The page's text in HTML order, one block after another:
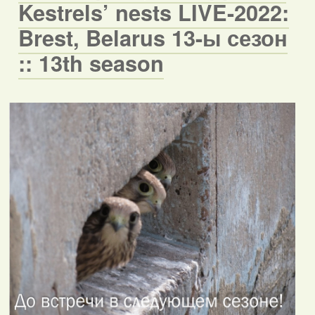
Kestrels’ nests LIVE-2022:
Brest, Belarus 13-ы сезон
:: 13th season